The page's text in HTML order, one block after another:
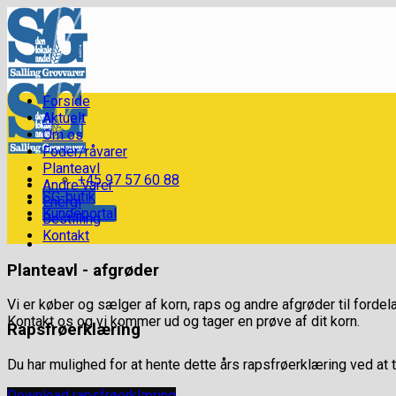
Skip
to
content
+45 97 57 60 88
SG-butik
Kundeportal
Forside
Aktuelt
Om os
Foder/råvarer
Planteavl
Andre varer
Energi
Bestilling
Kontakt
Planteavl - afgrøder
Vi er køber og sælger af korn, raps og andre afgrøder til
Kontakt os og vi kommer ud og tager en prøve af dit korn.
Rapsfrøerklæring
Du har mulighed for at hente dette års rapsfrøerklæring ved at